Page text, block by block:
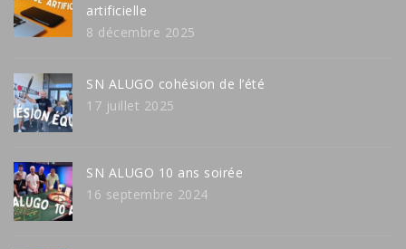
artificielle
8 décembre 2025
SN ALUGO cohésion de l’été
17 juillet 2025
SN ALUGO 10 ans soirée
16 septembre 2024